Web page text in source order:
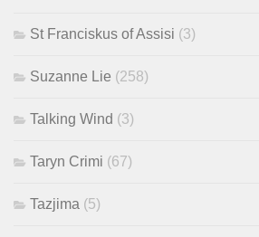
St Franciskus of Assisi (3)
Suzanne Lie (258)
Talking Wind (3)
Taryn Crimi (67)
Tazjima (5)